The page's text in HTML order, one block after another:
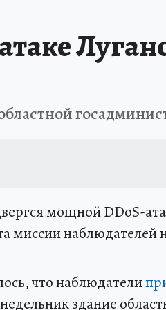
мощной DDoS-
миссии наблюдателей
что наблюдатели
здание